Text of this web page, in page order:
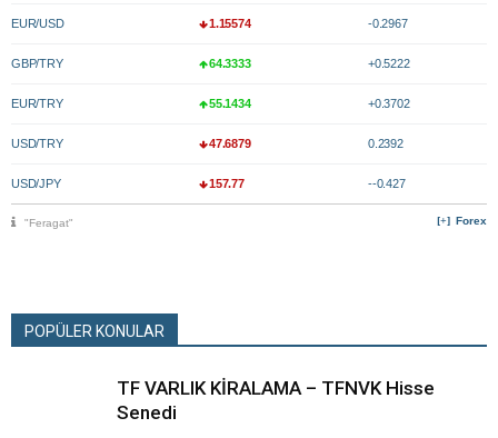
EUR/USD 1.15574 -0.2967
GBP/TRY 64.3333 +0.5222
EUR/TRY 55.1434 +0.3702
USD/TRY 47.6879 0.2392
USD/JPY 157.77 --0.427
Forex
"Feragat"
POPÜLER KONULAR
TF VARLIK KİRALAMA – TFNVK Hisse
Senedi